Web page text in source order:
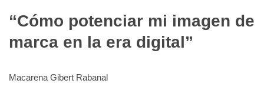
“Cómo potenciar mi imagen de
marca en la era digital”
Macarena Gibert Rabanal